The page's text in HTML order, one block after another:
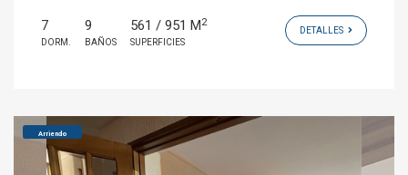
7
DORM.
9
BAÑOS
561 / 951 M2
SUPERFICIES
DETALLES
Arriendo